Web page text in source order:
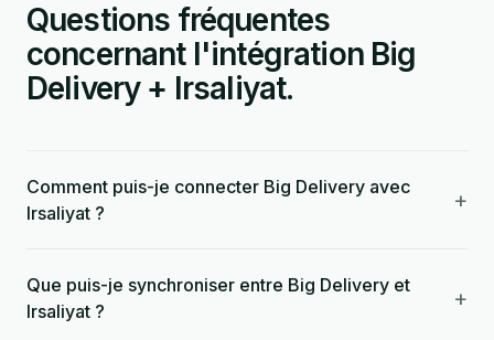
Questions fréquentes
concernant l'intégration Big
Delivery + Irsaliyat.
Comment puis-je connecter Big Delivery avec
Irsaliyat ?
+
Que puis-je synchroniser entre Big Delivery et
Irsaliyat ?
+